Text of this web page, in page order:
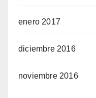
enero 2017
diciembre 2016
noviembre 2016